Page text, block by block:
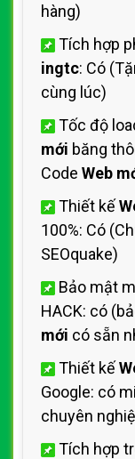
hàng)
Tích hợp
ingtc: Có
cùng lúc)
Tốc độ
mới băng
Code Web
Thiết kế
100%: Có
SEOquake)
Bảo mật
HACK: có
mới có sẵn
Thiết kế
Google: có
chuyên
Tích hợp